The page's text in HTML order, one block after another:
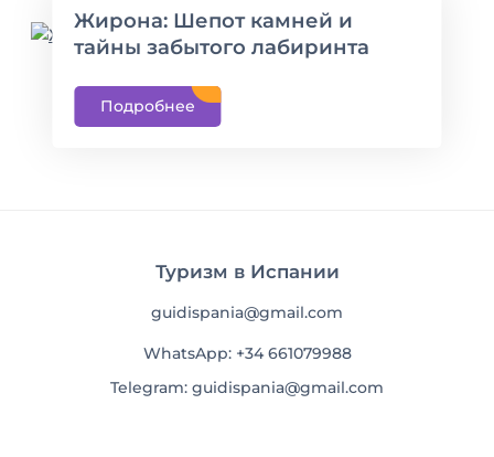
Жирона: Шепот камней и
тайны забытого лабиринта
Подробнее
Туризм в Испании
guidispania@gmail.com
WhatsApp: +34 661079988
Telegram: guidispania@gmail.com